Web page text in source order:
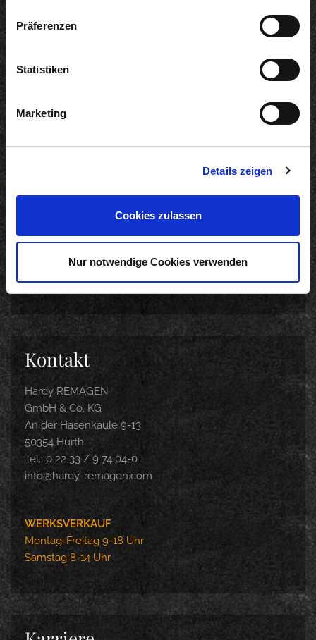
Präferenzen
Statistiken
Marketing
Details zeigen
Cookies zulassen
Nur notwendige Cookies verwenden
Produkte
Karriere
Kontakt
Hardy REMAGEN
GmbH & Co. KG
An der Hasenkaule 9-13
50354 Hürth
Tel.: 0 22 33 / 9 74 04-0
info@hardy-remagen.com
WERKSVERKAUF
Montag-Freitag 9-18 Uhr
Samstag 8-14 Uhr